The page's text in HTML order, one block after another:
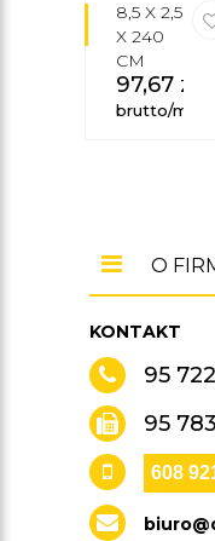
8,5 X 2,5
X 240
CM
97,67 zł
brutto/mb
KONTAKT
95
95
608
O